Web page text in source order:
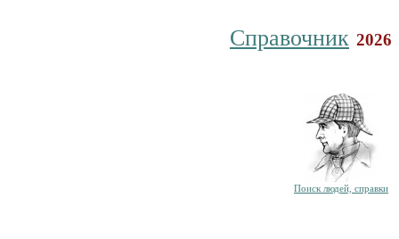
Справочник 2026
Поиск людей, справки